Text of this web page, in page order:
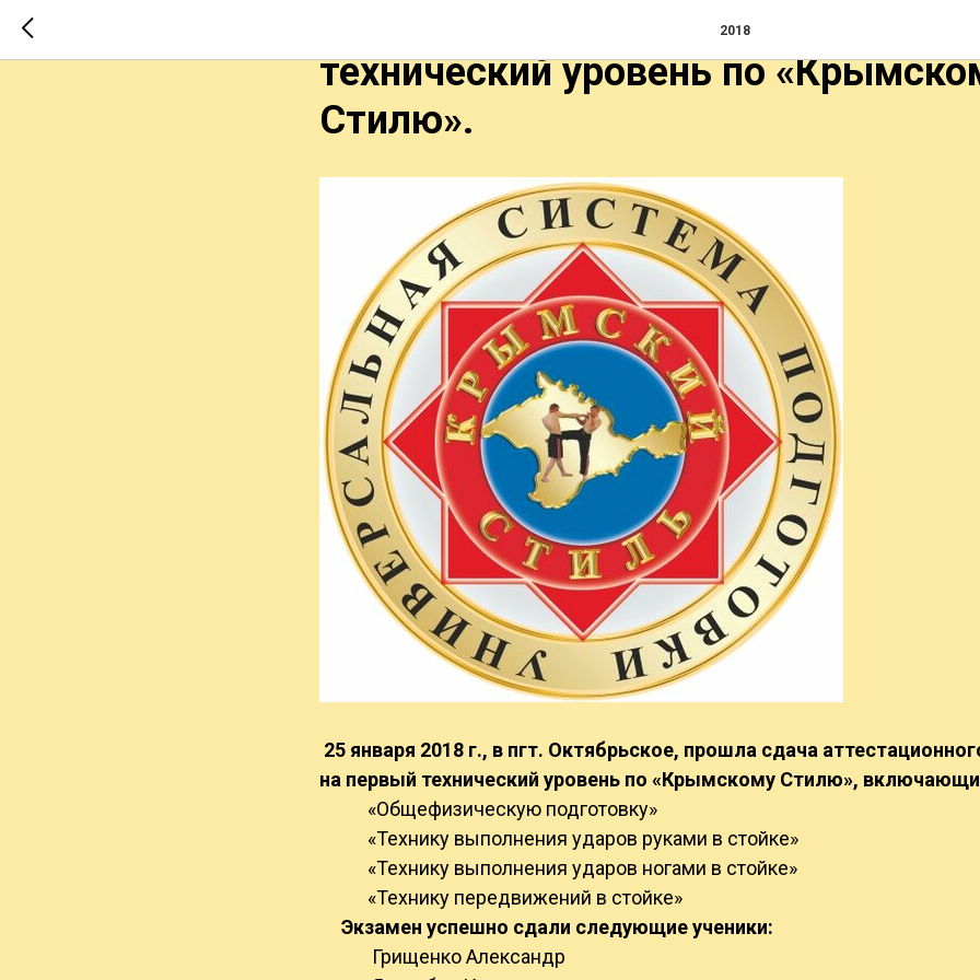
2018
Аттестационный экзамен на первый
технический уровень по
Стилю».
25 января 2018 г., в пгт. Октябрьское, прошла сдача
на первый технический уровень по «Крымскому Стилю»,
«Общефизическую подготовку»
«Технику выполнения ударов руками в стойке»
«Технику выполнения ударов ногами в стойке»
«Технику передвижений в стойке»
Экзамен успешно сдали следующие ученики:
Грищенко Александр